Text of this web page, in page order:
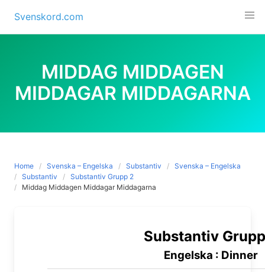
content
Svenskord.com
MIDDAG MIDDAGEN
MIDDAGAR MIDDAGARNA
Home Svenska – Engelska Substantiv
Svenska – Engelska
Substantiv
Substantiv Grupp 2
Middag Middagen Middagar Middagarna
Substantiv
Engelska : Dinner